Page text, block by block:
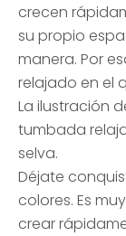
crecen
su propio
manera. Por
relajado en el
La ilustración
tumbada
selva.
Déjate
colores. Es
crear